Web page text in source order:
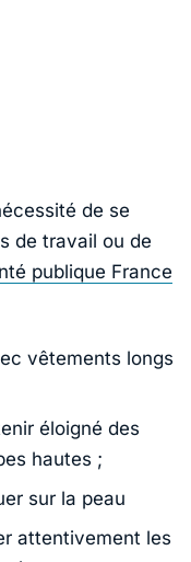
de se
de travail ou de
publique France
vêtements longs
éloigné des
hautes ;
sur la peau
attentivement les